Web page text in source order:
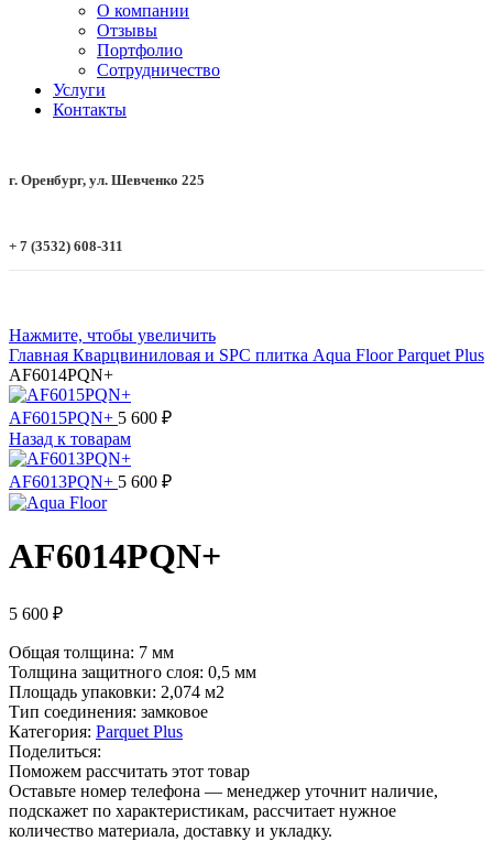
О компании
Отзывы
Портфолио
Сотрудничество
Услуги
Контакты
г. Оренбург, ул. Шевченко 225
+ 7 (3532) 608-311
Нажмите, чтобы увеличить
Главная Кварцвиниловая и SPC плитка Aqua FloorParquet Plus
AF6014PQN+
AF6015PQN+ 5 600 ₽
Назад к товарам
AF6013PQN+ 5 600 ₽
AF6014PQN+
5 600 ₽
Общая толщина: 7 мм
Толщина защитного слоя: 0,5 мм
Площадь упаковки: 2,074 м2
Тип соединения: замковое
Категория: Parquet Plus
Поделиться:
Поможем рассчитать этот товар
Оставьте номер телефона — менеджер уточнит наличие,
подскажет по характеристикам, рассчитает нужное
количество материала, доставку и укладку.